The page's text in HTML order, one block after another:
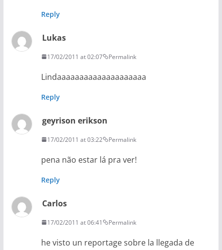
Reply
Lukas
17/02/2011 at 02:07 Permalink
Lindaaaaaaaaaaaaaaaaaaaa
Reply
geyrison erikson
17/02/2011 at 03:22 Permalink
pena não estar lá pra ver!
Reply
Carlos
17/02/2011 at 06:41 Permalink
he visto un reportage sobre la llegada de